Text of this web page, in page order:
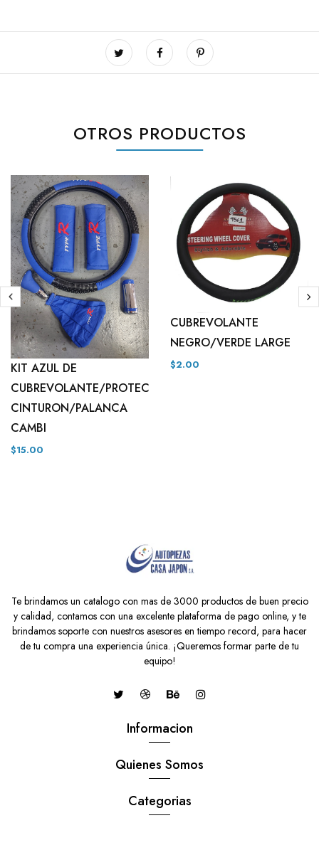
OTROS PRODUCTOS
KIT AZUL DE
CUBREVOLANTE/PROTECT
CINTURON/PALANCA
CAMBI
$15.00
CUBREVOLANTE
NEGRO/VERDE LARGE
$2.00
Te brindamos un catalogo con mas de 3000 productos de buen precio
y calidad, contamos con una excelente plataforma de pago online, y te
brindamos soporte con nuestros asesores en tiempo record, para hacer
de tu compra una experiencia única. ¡Queremos formar parte de tu
equipo!
Informacion
Quienes Somos
Categorias